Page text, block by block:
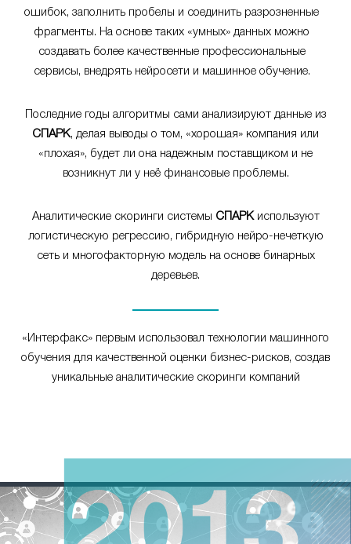
ошибок, заполнить пробелы и соединить разрозненные
фрагменты. На основе таких «умных» данных можно
создавать более качественные профессиональные
сервисы, внедрять нейросети и машинное обучение.
Последние годы алгоритмы сами анализируют данные из
СПАРК, делая выводы о том, «хорошая» компания или
«плохая», будет ли она надежным поставщиком и не
возникнут ли у неё финансовые проблемы.
Аналитические скоринги системы СПАРКиспользуют
логистическую регрессию, гибридную нейро-нечеткую
сеть и многофакторную модель на основе бинарных
деревьев.
«Интерфакс» первым использовал технологии машинного
обучения для качественной оценки бизнес-рисков, создав
уникальные аналитические скоринги компаний